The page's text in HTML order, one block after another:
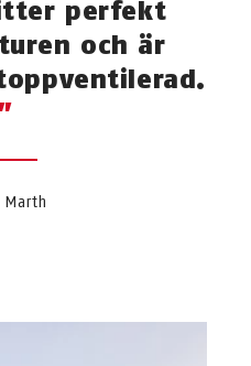
perfekt
och är